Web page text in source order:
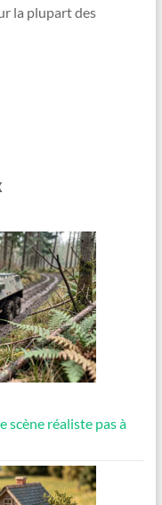
la plupart des
scène réaliste pas à